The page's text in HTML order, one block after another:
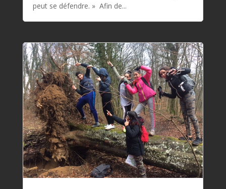
peut se défendre. » Afin de...